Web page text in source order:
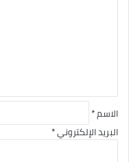
الاسم*
البريد الإلكتروني*